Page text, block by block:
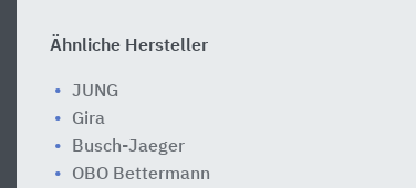
Ähnliche Hersteller
JUNG
Gira
Busch-Jaeger
OBO Bettermann